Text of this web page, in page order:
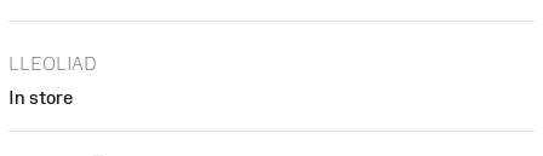
LLEOLIAD
In store